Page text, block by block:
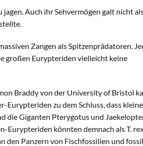
Auch ihr Sehvermögen galt nicht
Zangen als Spitzenprädatoren.
großen Eurypteriden vielleicht keine
Braddy von der University of Bristol
zu dem Schluss, dass
die Giganten Pterygotus und
Eurypteriden könnten demnach als T.
den Panzern von Fischfossilien und